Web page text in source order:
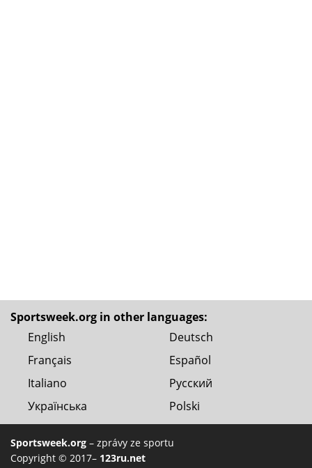
Sportsweek.org in other languages:
English
Deutsch
Français
Español
Italiano
Русский
Українська
Polski
Sportsweek.org – zprávy ze sportu
Copyright © 2017– 123ru.net